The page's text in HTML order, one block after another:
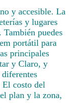
y accesible. La
y lugares
puedes
portátil para
principales
y Claro, y
diferentes
El costo del
plan y la zona,